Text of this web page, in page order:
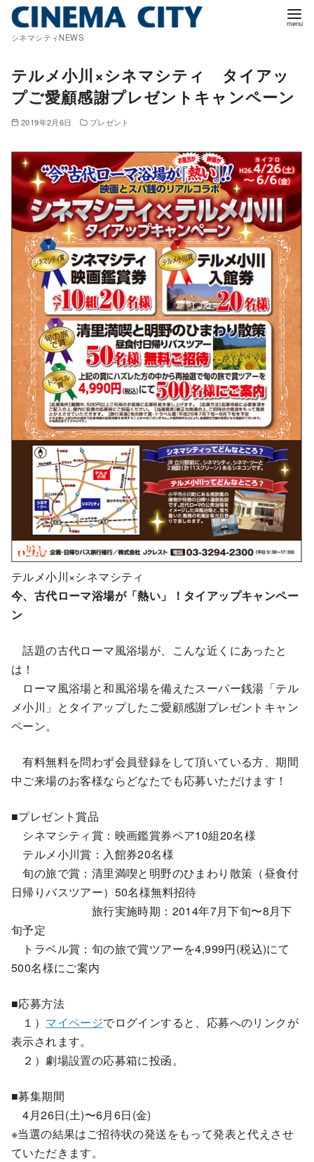
シネマシティNEWS
テルメ小川×シネマシティ タイアッ
プご愛顧感謝プレゼントキャンペーン
2019年2月6日 プレゼント
テルメ小川×シネマシティ
今、古代ローマ浴場が「熱い」！タイアップキャンペー
ン
話題の古代ローマ風浴場が、こんな近くにあったと
は！
ローマ風浴場と和風浴場を備えたスーパー銭湯「テル
メ小川」とタイアップしたご愛顧感謝プレゼントキャン
ペーン。
有料無料を問わず会員登録をして頂いている方、期間
中ご来場のお客様ならどなたでも応募いただけます！
■プレゼント賞品
シネマシティ賞：映画鑑賞券ペア10組20名様
テルメ小川賞：入館券20名様
旬の旅で賞：清里満喫と明野のひまわり散策（昼食付
日帰りバスツアー）50名様無料招待
旅行実施時期：2014年7月下旬〜8月下
旬予定
トラベル賞：旬の旅で賞ツアーを4,999円(税込)にて
500名様にご案内
■応募方法
１） マイページでログインすると、応募へのリンクが
表示されます。
２）劇場設置の応募箱に投函。
■募集期間
4月26日(土)〜6月6日(金)
※当選の結果はご招待状の発送をもって発表と代えさせ
ていただきます。